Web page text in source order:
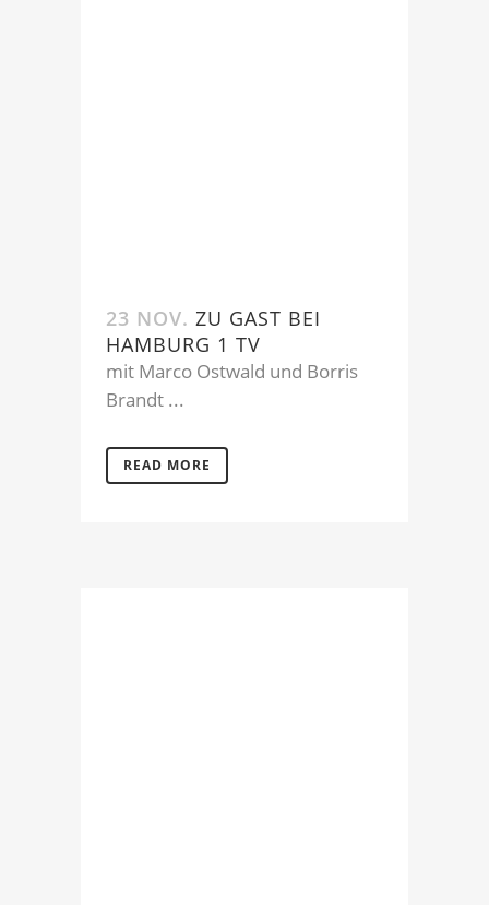
23 NOV. ZU GAST BEI
HAMBURG 1 TV
mit Marco Ostwald und Borris
Brandt ...
READ MORE